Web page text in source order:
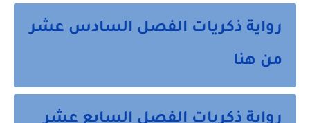
رواية ذكريات الفصل السادس عشر
من هنا
رواية ذكريات الفصل السابع عشر